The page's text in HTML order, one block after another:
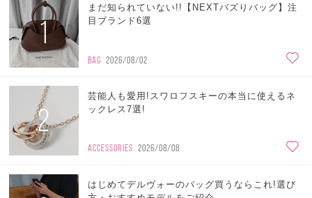
1
まだ知られていない!!【NEXTバズりバッグ】注
目ブランド6選
BAG 2026/08/02
2
芸能人も愛用!スワロフスキーの本当に使えるネ
ックレス7選!
ACCESSORIES 2026/08/08
はじめてデルヴォーのバッグ買うならこれ!選び